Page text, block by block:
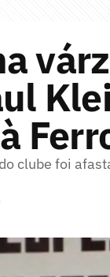
clube foi